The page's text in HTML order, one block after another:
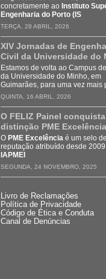
concretamente ao Instituto
Engenharia do Porto (IS
TERÇA, 28 ABRIL, 2026
XIV Jornadas de
Civil da Universidade do
Estamos de volta ao Campus
da Universidade do Minho, em
Guimarães, para uma vez mais
QUINTA, 16 ABRIL, 2026
O FELIZ Painel conquista
distinção PME
O PME Excelência é um selo de
reputação atribuído desde
IAPMEI
SEGUNDA, 24 NOVEMBRO, 2025
Livro de Reclamações
Política de Privacidade
Código de Ética e Conduta
Canal de Denúncias